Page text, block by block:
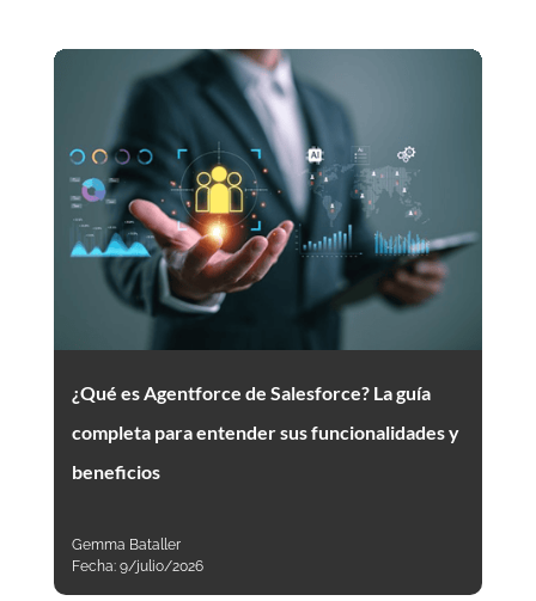
¿Qué es Agentforce de Salesforce? La guía
completa para entender sus funcionalidades y
beneficios
Gemma Bataller
Fecha: 9/julio/2026